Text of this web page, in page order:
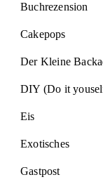
Buchrezension
Cakepops
Der Kleine
DIY (Do it
Eis
Exotisches
Gastpost